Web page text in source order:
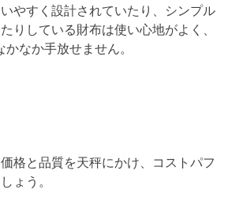
やすく設計されていたり、シンプル
りしている財布は使い心地がよく、
なか手放せません。
格と品質を天秤にかけ、コストパフ
ょう。